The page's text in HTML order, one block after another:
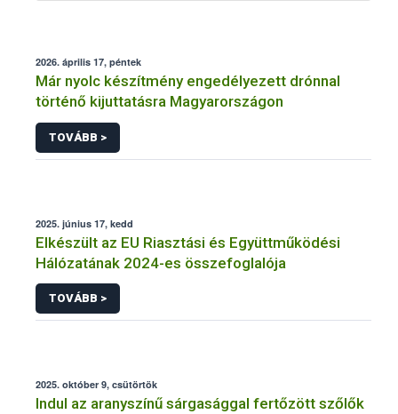
2026. április 17, péntek
Már nyolc készítmény engedélyezett drónnal
történő kijuttatásra Magyarországon
TOVÁBB >
2025. június 17, kedd
Elkészült az EU Riasztási és Együttműködési
Hálózatának 2024-es összefoglalója
TOVÁBB >
2025. október 9, csütörtök
Indul az aranyszínű sárgasággal fertőzött szőlők